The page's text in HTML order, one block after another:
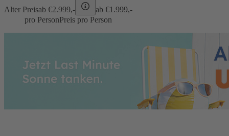
Alter Preisab €2.999,- ab €1.999,-
pro PersonPreis pro Person